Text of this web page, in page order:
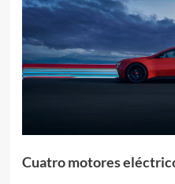
Cuatro motores